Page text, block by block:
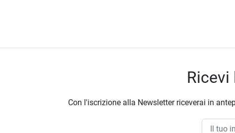
Con l'iscrizione alla Newsletter riceverai in